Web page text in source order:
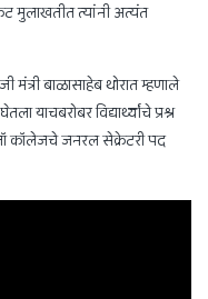
मुलाखतीत त्यांनी अत्यंत
मंत्री बाळासाहेब थोरात म्हणाले
याचबरोबर विद्यार्थ्यांचे प्रश्न
लॉ कॉलेजचे जनरल सेक्रेटरी पद